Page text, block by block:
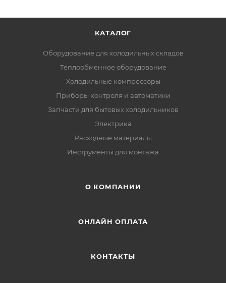
КАТАЛОГ
Оборудование для холодильных складов
Теплообменное оборудование
Холодильные компрессоры
Приборы контроля и автоматики
Запчасти для бытовых холодильников
Электрика
Расходные материалы
Инструменты для монтажа
О КОМПАНИИ
ОНЛАЙН ОПЛАТА
КОНТАКТЫ